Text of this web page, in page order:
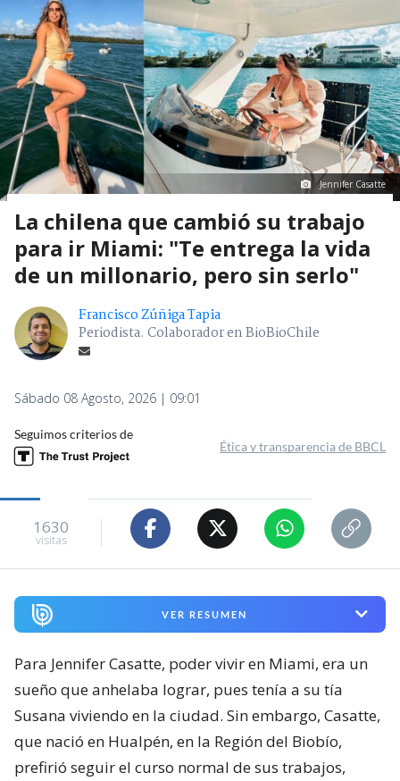
Jennifer Casatte
La chilena que cambió su trabajo
para ir Miami: "Te entrega la vida
de un millonario, pero sin serlo"
Francisco Zúñiga Tapia
Periodista. Colaborador en BioBioChile
Sábado 08 Agosto, 2026 | 09:01
Seguimos criterios de
Ética y transparencia de BBCL
1630
visitas
VER RESUMEN
Para Jennifer Casatte, poder vivir en Miami, era un
sueño que anhelaba lograr, pues tenía a su tía
Susana viviendo en la ciudad. Sin embargo, Casatte,
que nació en Hualpén, en la Región del Biobío,
prefirió seguir el curso normal de sus trabajos,